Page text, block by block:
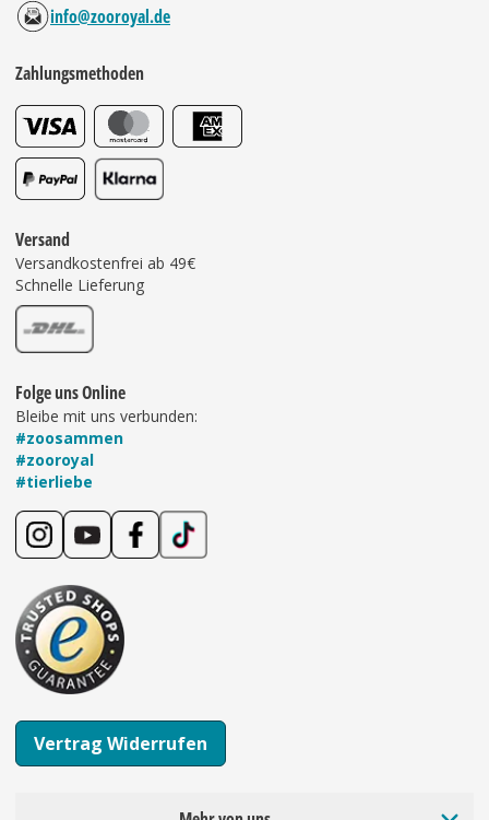
info@zooroyal.de
Zahlungsmethoden
Versand
Versandkostenfrei ab 49€
Schnelle Lieferung
Folge uns Online
Bleibe mit uns verbunden:
#zoosammen
#zooroyal
#tierliebe
Vertrag Widerrufen